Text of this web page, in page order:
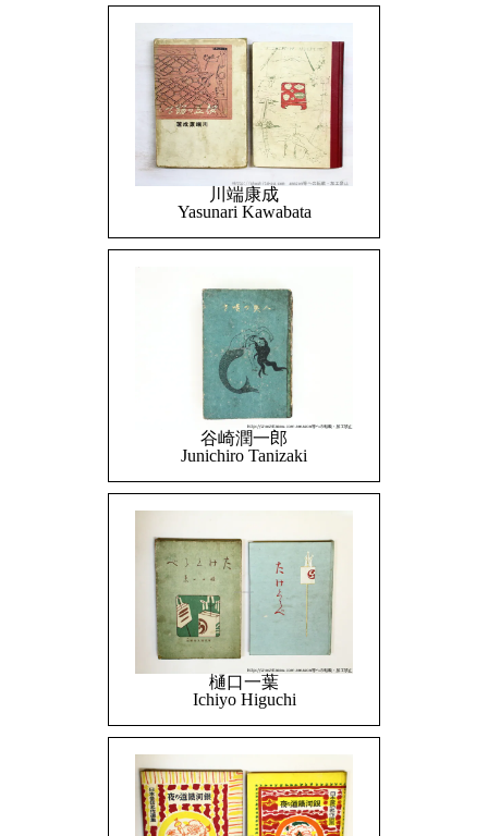
川端康成
Yasunari Kawabata
谷崎潤一郎
Junichiro Tanizaki
樋口一葉
Ichiyo Higuchi